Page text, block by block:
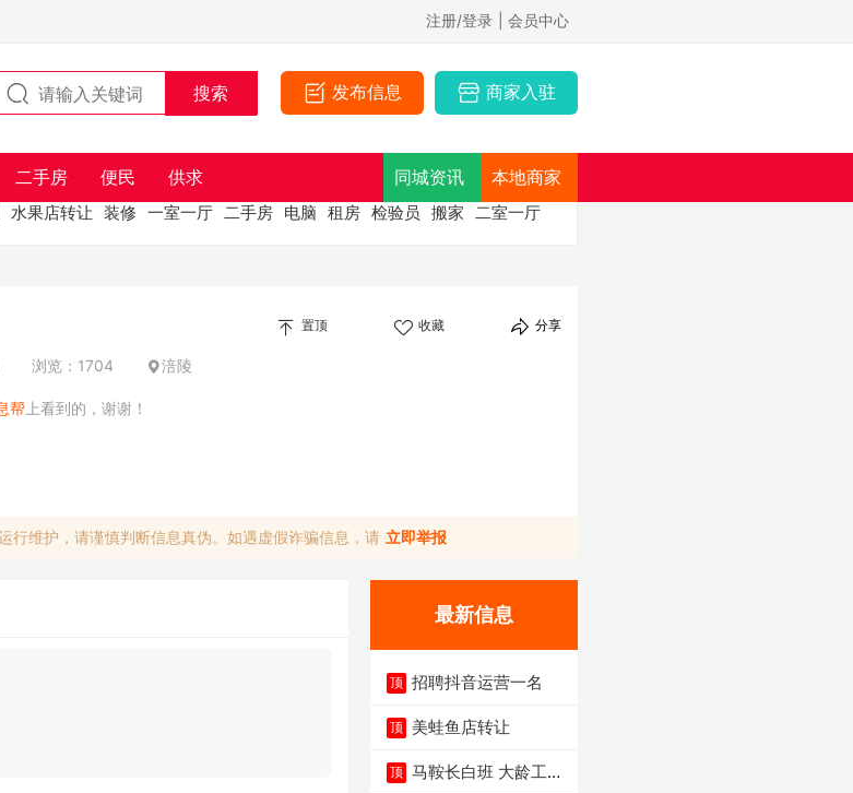
注册/登录 | 会员中心
发布信息 商家入驻
二手房 便民 供求 同城资讯 本地商家
水果店转让 装修 一室一厅 二手房 电脑 租房 检验员 搬家 二室一厅
置顶 收藏 分享
浏览：1704 涪陵
帮 上看到的，谢谢！
行维护，请谨慎判断信息真伪。如遇虚假诈骗信息，请 立即举报
最新信息
顶 招聘抖音运营一名
顶 美蛙鱼店转让
顶 马鞍长白班 大龄工大